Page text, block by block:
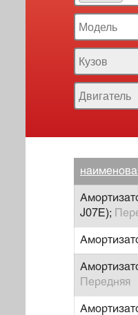
J07E);
Передняя